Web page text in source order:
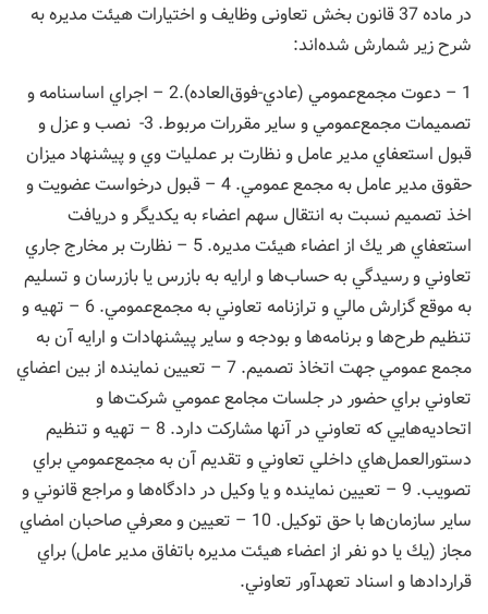
در ‌ماده 37 قانون بخش تعاونی وظايف و اختيارات هيئت مديره به
شرح زير شمارش شده‌اند:
1 – دعوت مجمع‌عمومي (‌عادي-‌فوق‌العاده).2 – اجراي اساسنامه و
تصميمات مجمع‌عمومي و ساير مقررات مربوط. 3- نصب و عزل و
قبول استعفاي مدير عامل و نظارت بر عمليات وي و پيشنهاد ميزان
حقوق مدير عامل به مجمع عمومي. 4 – قبول درخواست عضويت و
اخذ تصميم نسبت به انتقال سهم اعضاء به يكديگر و دريافت
استعفاي هر يك از اعضاء هيئت مديره. 5 – نظارت بر مخارج جاري
تعاوني و رسيدگي به حسا‌ب‌ها و ارایه به بازرس يا بازرسان و تسليم
به موقع گزارش مالي و ترازنامه تعاوني به مجمع‌عمومي. 6 – تهيه و
تنظيم طرح‌ها و برنامه‌ها و بودجه و ساير پيشنهادات و ارایه آن به
مجمع عمومي جهت اتخاذ تصميم. 7 – تعيين نماينده از بين اعضاي
تعاوني براي حضور در جلسات مجامع عمومي شركت‌ها و
اتحاديه‌هايي كه تعاوني در آنها مشاركت دارد. 8 – تهيه و تنظيم
دستورالعمل‌هاي داخلي تعاوني و تقديم آن به مجمع‌عمومي براي
تصويب. 9 – تعيين نماينده و يا وكيل در دادگاه‌ها و مراجع قانوني و
ساير سازمان‌ها با حق توكيل. 10 – تعيين و معرفي صاحبان امضاي
مجاز (‌يك يا دو نفر از اعضاء هيئت مديره باتفاق مدير عامل) براي
قراردادها و اسناد تعهدآور تعاوني.